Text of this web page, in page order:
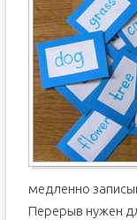
медленно
Перерыв нужен